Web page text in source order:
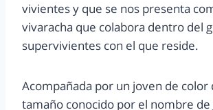
vivientes y que se nos presenta
vivaracha que colabora dentro del
supervivientes con el que reside.
Acompañada por un joven de color
tamaño conocido por el nombre de